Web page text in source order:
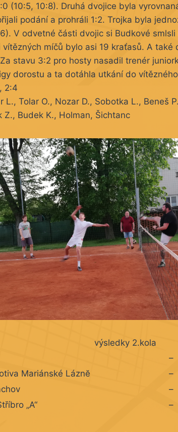
(10:5, 10:8). Druhá dvojice byla
podání a prohráli 1:2. Trojka byla
V odvetné části dvojic si Budkové
vítězných míčů bylo asi 19 kraťasů. A také
stavu 3:2 pro hosty nasadil trenér
dorostu a ta dotáhla utkání do
2:4
L., Tolar O., Nozar D., Sobotka L., Beneš
Z., Budek K., Holman, Šichtanc
výsledky 2.kola
–
Mariánské Láznĕ –
–
„A“ –